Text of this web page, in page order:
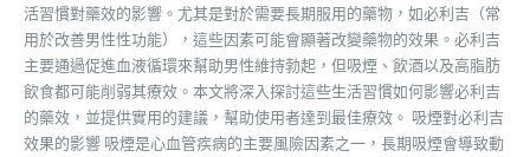
活習慣對藥效的影響。尤其是對於需要長期服用的藥物，如必利吉（常
用於改善男性性功能），這些因素可能會顯著改變藥物的效果。必利吉
主要通過促進血液循環來幫助男性維持勃起，但吸煙、飲酒以及高脂肪
飲食都可能削弱其療效。本文將深入探討這些生活習慣如何影響必利吉
的藥效，並提供實用的建議，幫助使用者達到最佳療效。 吸煙對必利吉
效果的影響 吸煙是心血管疾病的主要風險因素之一，長期吸煙會導致動